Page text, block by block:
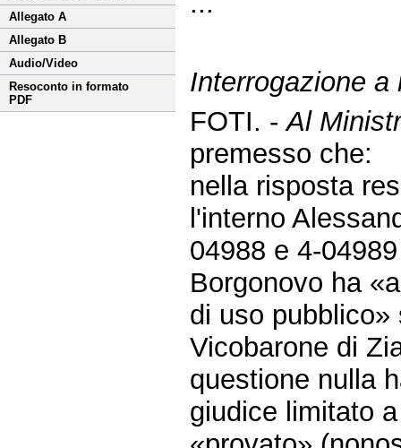
Allegato A
Allegato B
Audio/Video
Resoconto in formato
PDF
Interrogazione
FOTI. -Al
premesso che:
nella risposta
l'interno
04988 e 4-
Borgonovo ha
di uso
Vicobarone di
questione nulla
giudice limitato